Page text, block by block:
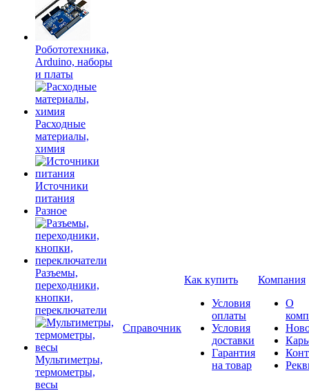
Робототехника,
Arduino, наборы
и платы
Расходные
материалы,
химия
Источники
питания
Разное
Разъемы,
переходники,
кнопки,
переключатели
Мультиметры,
термометры,
весы
Справочник
Как купить
Условия
оплаты
Условия
доставки
Гарантия
на товар
Компания
О